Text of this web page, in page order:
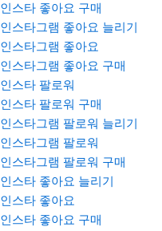
인스타 좋아요 구매
인스타그램 좋아요 늘리기
인스타그램 좋아요
인스타그램 좋아요 구매
인스타 팔로워
인스타 팔로워 구매
인스타그램 팔로워 늘리기
인스타그램 팔로워
인스타그램 팔로워 구매
인스타 좋아요 늘리기
인스타 좋아요
인스타 좋아요 구매